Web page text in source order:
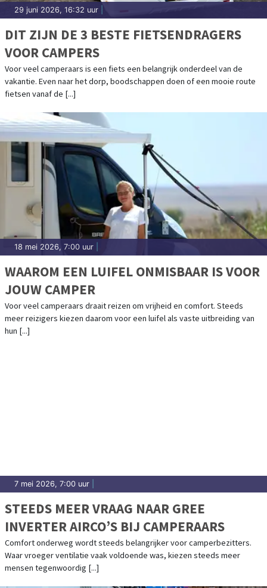
29 juni 2026, 16:32 uur
DIT ZIJN DE 3 BESTE FIETSENDRAGERS
VOOR CAMPERS
Voor veel camperaars is een fiets een belangrijk onderdeel van de
vakantie. Even naar het dorp, boodschappen doen of een mooie route
fietsen vanaf de [...]
18 mei 2026, 7:00 uur
WAAROM EEN LUIFEL ONMISBAAR IS VOOR
JOUW CAMPER
Voor veel camperaars draait reizen om vrijheid en comfort. Steeds
meer reizigers kiezen daarom voor een luifel als vaste uitbreiding van
hun [...]
7 mei 2026, 7:00 uur
STEEDS MEER VRAAG NAAR GREE
INVERTER AIRCO’S BIJ CAMPERAARS
Comfort onderweg wordt steeds belangrijker voor camperbezitters.
Waar vroeger ventilatie vaak voldoende was, kiezen steeds meer
mensen tegenwoordig [...]